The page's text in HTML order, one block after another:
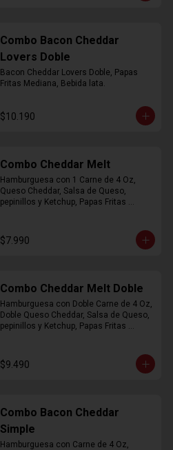
Combo Bacon Cheddar
Lovers Doble
Bacon Cheddar Lovers Doble, Papas
Fritas Mediana, Bebida lata.
$10.190
Combo Cheddar Melt
Hamburguesa con 1 Carne de 4 Oz,
Queso Cheddar, Salsa de Queso,
pepinillos y Ketchup, Papas Fritas
$7.990
Combo Cheddar Melt Doble
Hamburguesa con Doble Carne de 4 Oz,
Doble Queso Cheddar, Salsa de Queso,
pepinillos y Ketchup, Papas Fritas
$9.490
Combo Bacon Cheddar
Simple
Hamburguesa con Carne de 4 Oz,